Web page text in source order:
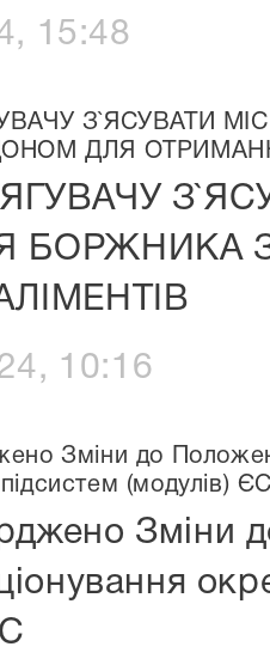
15:48
З`ЯСУВАТИ
ДЛЯ
БОРЖНИКА
10:16
Зміни до
(модулів)
Зміни